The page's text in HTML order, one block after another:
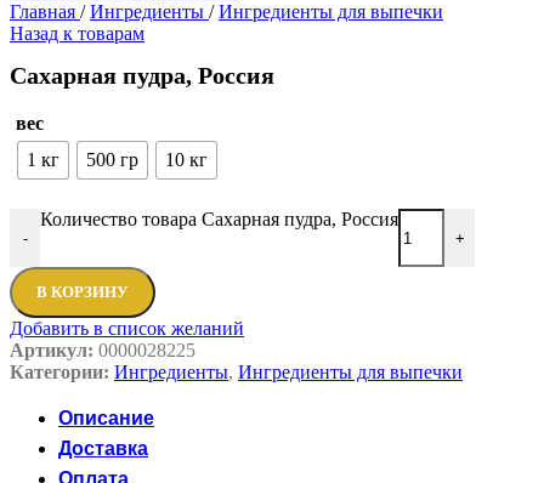
Главная / Ингредиенты / Ингредиенты для выпечки
Назад к товарам
Сахарная пудра, Россия
вес
1 кг
500 гр 10 кг
-
Количество товара Сахарная пудра, Россия
+
В КОРЗИНУ
Добавить в список желаний
Артикул: 0000028225
Категории: Ингредиенты, Ингредиенты для выпечки
Описание
Доставка